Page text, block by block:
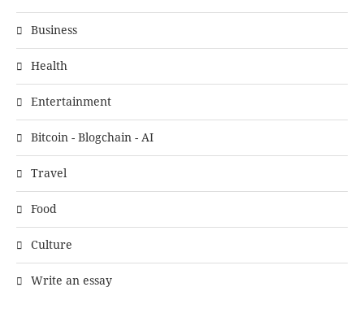
Business
Health
Entertainment
Bitcoin - Blogchain - AI
Travel
Food
Culture
Write an essay